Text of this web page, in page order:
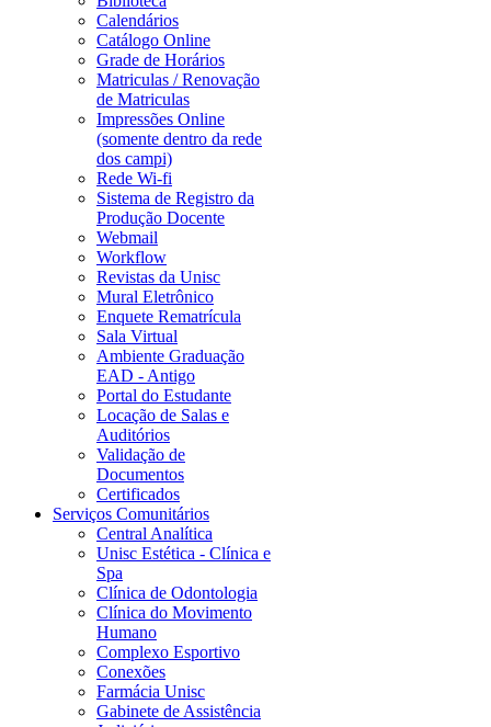
Calendários
Catálogo Online
Grade de Horários
Matriculas / Renovação
de Matriculas
Impressões Online
(somente dentro da rede
dos campi)
Rede Wi-fi
Sistema de Registro da
Produção Docente
Webmail
Workflow
Revistas da Unisc
Mural Eletrônico
Enquete Rematrícula
Sala Virtual
Ambiente Graduação
EAD - Antigo
Portal do Estudante
Locação de Salas e
Auditórios
Validação de
Documentos
Certificados
Serviços Comunitários
Central Analítica
Unisc Estética - Clínica e
Spa
Clínica de Odontologia
Clínica do Movimento
Humano
Complexo Esportivo
Conexões
Farmácia Unisc
Gabinete de Assistência